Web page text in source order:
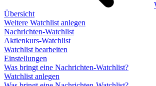
Übersicht
Weitere Watchlist anlegen
Nachrichten-Watchlist
Aktienkurs-Watchlist
Watchlist bearbeiten
Einstellungen
Was bringt eine Nachrichten-Watchlist?
Watchlist anlegen